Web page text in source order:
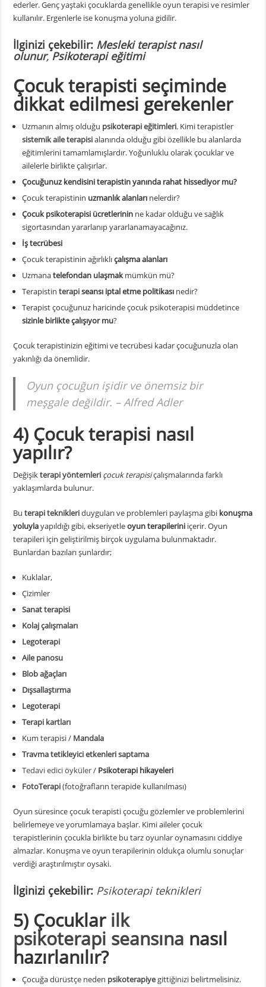
ederler. Genç yaştaki çocuklarda genellikle oyun terapisi ve resimler
kullanılır. Ergenlerle ise konuşma yoluna gidilir.
İlginizi çekebilir: Mesleki terapist nasıl
olunur,Psikoterapi eğitimi
Çocuk terapisti seçiminde
dikkat edilmesi gerekenler
Uzmanın almış olduğu psikoterapi eğitimleri. Kimi terapistler
sistemik aile terapisialanında olduğu gibi özellikle bu alanlarda
eğitimlerini tamamlamışlardır. Yoğunluklu olarak çocuklar ve
ailelerle birlikte çalışırlar.
Çocuğunuz kendisini terapistin yanında rahat hissediyor mu?
Çocuk terapistinin uzmanlık alanları nelerdir?
Çocuk psikoterapisi ücretlerinin ne kadar olduğu ve sağlık
sigortasından yararlanıp yararlanamayacağınız.
İş tecrübesi
Çocuk terapistinin ağırlıklıçalışma alanları
Uzmanatelefondan ulaşmakmümkün mü?
Terapistinterapiseansı iptal etme politikası nedir?
Terapist çocuğunuz haricinde çocuk psikoterapisi müddetince
sizinle birlikteçalışıyor mu?
Çocuk terapistinizin eğitimi ve tecrübesi kadar çocuğunuzla olan
yakınlığı da önemlidir.
Oyun çocuğun işidir ve önemsiz bir
meşgale değildir. – Alfred Adler
4) Çocuk terapisi nasıl
yapılır?
Değişikterapi yöntemleri çocuk terapisiçalışmalarında farklı
yaklaşımlarda bulunur.
Buterapi teknikleriduyguları ve problemleri paylaşma gibi konuşma
yoluylayapıldığı gibi, ekseriyetleoyun terapilerini içerir. Oyun
terapileri için geliştirilmiş birçok uygulama bulunmaktadır.
Bunlardan bazıları şunlardır;
Kuklalar,
Çizimler
Sanat terapisi
Kolaj çalışmaları
Legoterapi
Aile panosu
Blob ağaçları
Dışsallaştırma
Legoterapi
Terapi kartları
Kum terapisi / Mandala
Travma tetikleyici etkenleri saptama
Tedavi edici öyküler/ Psikoterapi hikayeleri
FotoTerapi(fotoğrafların terapide kullanılması)
Oyun süresince çocuk terapisti çocuğu gözlemler ve problemlerini
belirlemeye ve yorumlamaya başlar. Kimi aileler çocuk
terapistlerinin çocukla birlikte bu tarz oyunlar oynamasını ciddiye
almazlar. Konuşma ve oyun terapilerinin oldukça olumlu sonuçlar
verdiği araştırılmıştır oysaki.
İlginizi çekebilir: Psikoterapi teknikleri
5) Çocuklar ilk
psikoterapi seansına nasıl
hazırlanılır?
Çocuğa dürüstçe neden psikoterapiyegittiğinizi belirtmelisiniz.